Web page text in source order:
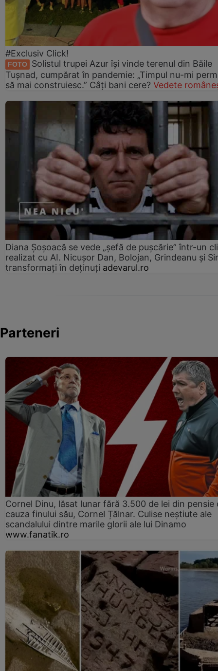
#Exclusiv Click!
FOTO
Solistul trupei Azur își vinde terenul din Băile
Tușnad, cumpărat în pandemie: „Timpul nu-mi
să mai construiesc.” Câți bani cere? Vedete
Diana Șoșoacă se vede „șefă de pușcărie” într-un
realizat cu AI. Nicușor Dan, Bolojan, Grindeanu și
transformați în deținuți adevarul.ro
Parteneri
Cornel Dinu, lăsat lunar fără 3.500 de lei din pensie
cauza finului său, Cornel Țălnar. Culise neștiute ale
scandalului dintre marile glorii ale lui Dinamo
www.fanatik.ro